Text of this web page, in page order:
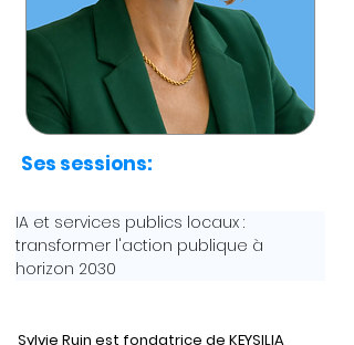
Ses sessions:
IA et services publics locaux :
transformer l'action publique à
horizon 2030
Sylvie Ruin est fondatrice de KEYSILIA